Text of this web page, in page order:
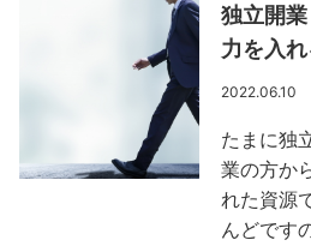
独立開
力を入
2022.06.10
たまに独
業の方か
れた資源
んどです